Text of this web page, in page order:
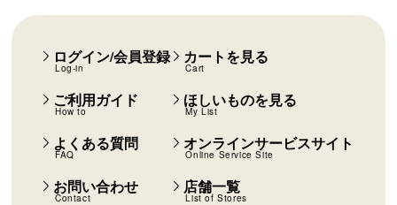
ログイン/会員登録
Log-in
カートを見る
Cart
ご利用ガイド
How to
ほしいものを見る
My List
よくある質問
FAQ
オンラインサービスサイト
Online Service Site
お問い合わせ
Contact
店舗一覧
List of Stores